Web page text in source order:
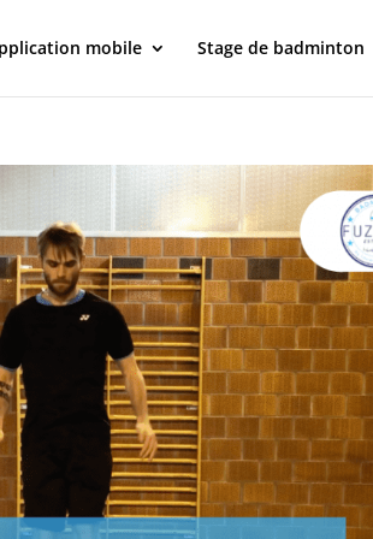
mobile Stage de badminton